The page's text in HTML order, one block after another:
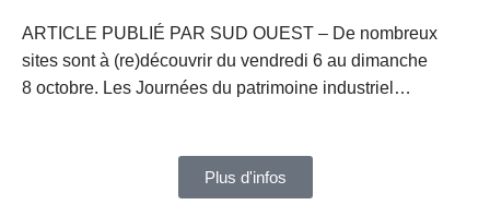
ARTICLE PUBLIÉ PAR SUD OUEST – De nombreux
sites sont à (re)découvrir du vendredi 6 au dimanche
8 octobre. Les Journées du patrimoine industriel…
Plus d'infos